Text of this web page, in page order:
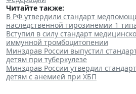
Читайте также:
В РФ утвердили стандарт
наследственной тирозинемии 1
Вступил в силу стандарт
иммунной тромбоцитопении
Минздрав России выпустил
детям при туберкулезе
Минздрав России утвердил
детям с анемией при ХБП